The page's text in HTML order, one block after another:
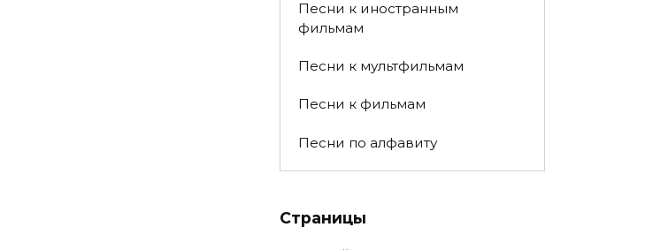
Песни к иностранным
фильмам
Песни к мультфильмам
Песни к фильмам
Песни по алфавиту
Страницы